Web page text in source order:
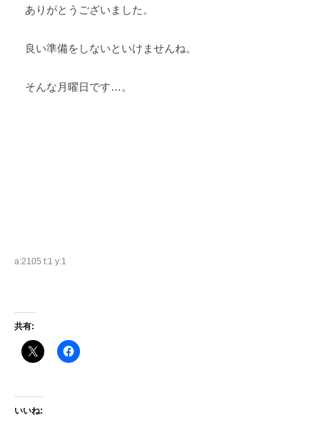
ありがとうございました。
良い準備をしないといけませんね。
そんな月曜日です…。
a:2105 t:1 y:1
共有:
いいね: